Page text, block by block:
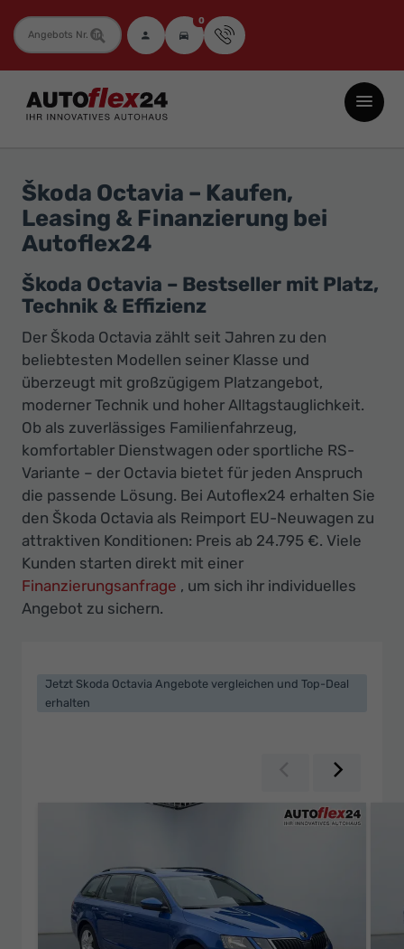
Fahrzeugnummer 0
Autoflex24
GmbH
Neuwagen
Jahreswagen
und
Gebrauchtwagen
zu
Top-
Preisen
-
Ihr
Innovatives
Škoda Octavia – Kaufen,
Leasing & Finanzierung bei
Autoflex24
Škoda Octavia – Bestseller mit Platz,
Technik & Effizienz
Der Škoda Octavia zählt seit Jahren zu den
beliebtesten Modellen seiner Klasse und
überzeugt mit großzügigem Platzangebot,
moderner Technik und hoher Alltagstauglichkeit.
Ob als zuverlässiges Familienfahrzeug,
komfortabler Dienstwagen oder sportliche RS-
Variante – der Octavia bietet für jeden Anspruch
die passende Lösung. Bei Autoflex24 erhalten Sie
den Škoda Octavia als Reimport EU-Neuwagen zu
attraktiven Konditionen: Preis ab 24.795 €. Viele
Kunden starten direkt mit einer
Finanzierungsanfrage , um sich ihr individuelles
Angebot zu sichern.
Jetzt Skoda Octavia Angebote vergleichen und Top-Deal
erhalten
Zurück